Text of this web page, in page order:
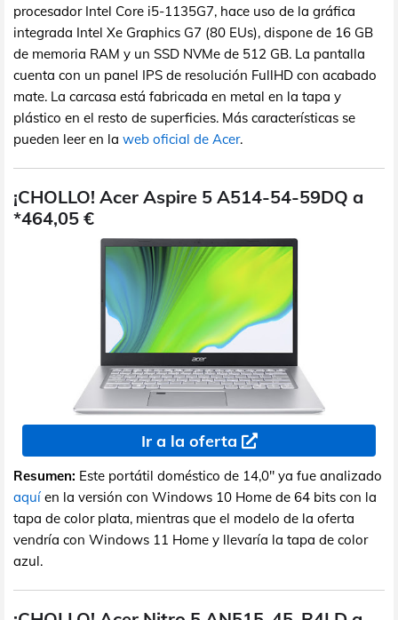
procesador Intel Core i5-1135G7, hace uso de la gráfica
integrada Intel Xe Graphics G7 (80 EUs), dispone de 16 GB
de memoria RAM y un SSD NVMe de 512 GB. La pantalla
cuenta con un panel IPS de resolución FullHD con acabado
mate. La carcasa está fabricada en metal en la tapa y
plástico en el resto de superficies. Más características se
pueden leer en la web oficial de Acer.
¡CHOLLO! Acer Aspire 5 A514-54-59DQ a
*464,05 €
Ir a la oferta
Resumen: Este portátil doméstico de 14,0" ya fue analizado
aquí en la versión con Windows 10 Home de 64 bits con la
tapa de color plata, mientras que el modelo de la oferta
vendría con Windows 11 Home y llevaría la tapa de color
azul.